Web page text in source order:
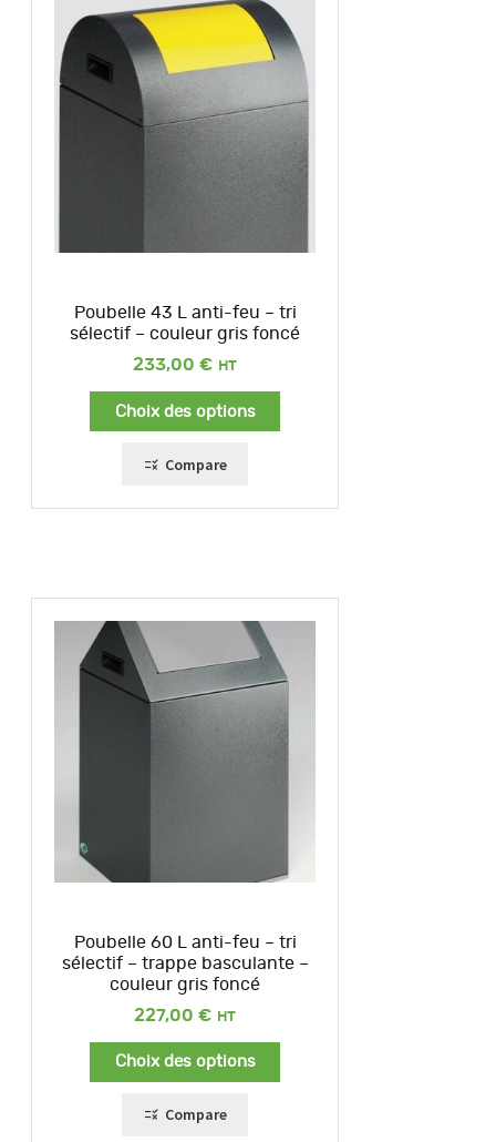
Poubelle 43 L anti-feu – tri
sélectif – couleur gris foncé
233,00 €
Choix des options
Compare
Poubelle 60 L anti-feu – tri
sélectif – trappe basculante –
couleur gris foncé
227,00 €
Choix des options
Compare